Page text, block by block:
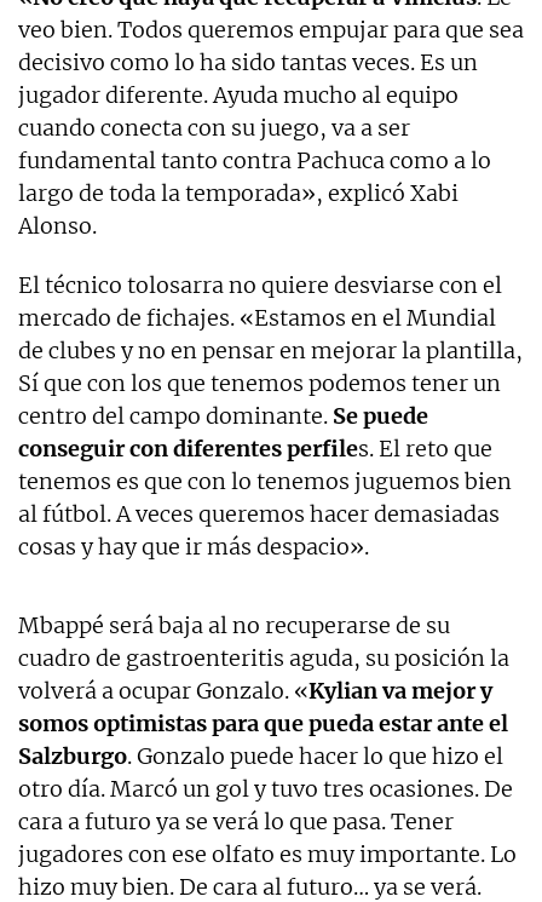
veo bien. Todos queremos empujar para que sea
decisivo como lo ha sido tantas veces. Es un
jugador diferente. Ayuda mucho al equipo
cuando conecta con su juego, va a ser
fundamental tanto contra Pachuca como a lo
largo de toda la temporada», explicó Xabi
Alonso.
El técnico tolosarra no quiere desviarse con el
mercado de fichajes. «Estamos en el Mundial
de clubes y no en pensar en mejorar la plantilla,
Sí que con los que tenemos podemos tener un
centro del campo dominante. Se puede
conseguir con diferentes perfiles. El reto que
tenemos es que con lo tenemos juguemos bien
al fútbol. A veces queremos hacer demasiadas
cosas y hay que ir más despacio».
Mbappé será baja al no recuperarse de su
cuadro de gastroenteritis aguda, su posición la
volverá a ocupar Gonzalo. «Kylian va mejor y
somos optimistas para que pueda estar ante el
Salzburgo. Gonzalo puede hacer lo que hizo el
otro día. Marcó un gol y tuvo tres ocasiones. De
cara a futuro ya se verá lo que pasa. Tener
jugadores con ese olfato es muy importante. Lo
hizo muy bien. De cara al futuro… ya se verá.